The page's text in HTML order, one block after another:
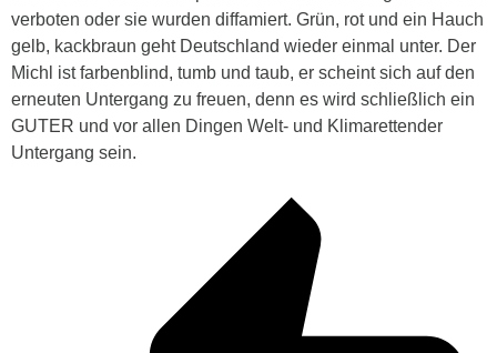
verboten oder sie wurden diffamiert. Grün, rot und ein Hauch
gelb, kackbraun geht Deutschland wieder einmal unter. Der
Michl ist farbenblind, tumb und taub, er scheint sich auf den
erneuten Untergang zu freuen, denn es wird schließlich ein
GUTER und vor allen Dingen Welt- und Klimarettender
Untergang sein.